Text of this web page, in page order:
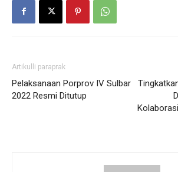
Artikulli paraprak
Pelaksanaan Porprov IV Sulbar
2022 Resmi Ditutup